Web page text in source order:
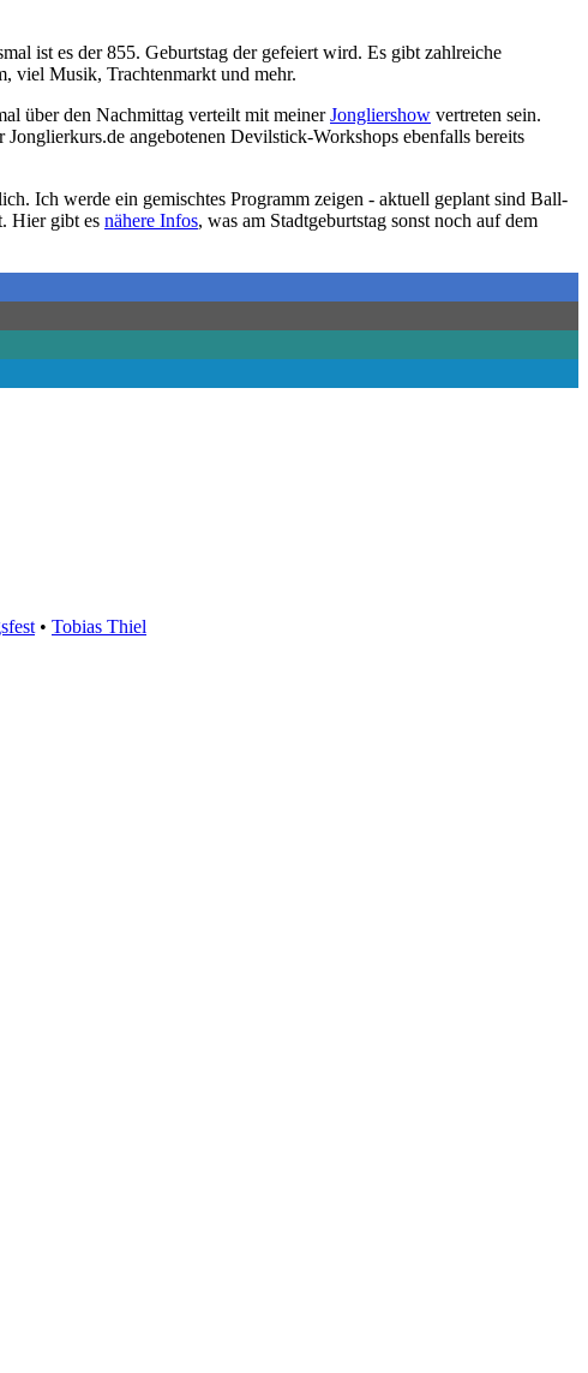
ist es der 855. Geburtstag der gefeiert wird. Es gibt zahlreiche
viel Musik, Trachtenmarkt und mehr.
über den Nachmittag verteilt mit meinerJongliershow vertreten sein.
angebotenen Devilstick-Workshops ebenfalls bereits
Ich werde ein gemischtes Programm zeigen - aktuell geplant sind Ball-
Hier gibt es nähere Infos, was am Stadtgeburtstag sonst noch auf dem
• Tobias Thiel